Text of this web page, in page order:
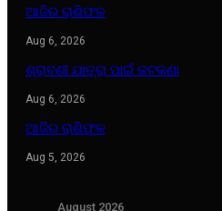
ଆଜିର ରାଶିଫଳ
Aug 6, 2026
ଶ୍ରାବଣୀ ଯାତ୍ରା ପାଇଁ କଟକଣା
Aug 6, 2026
ଆଜିର ରାଶିଫଳ
Aug 5, 2026
August 2026